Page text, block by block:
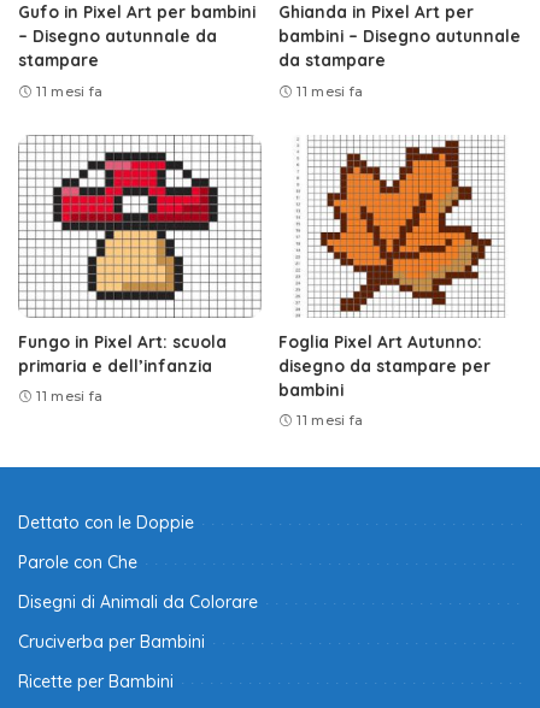
Gufo in Pixel Art per bambini
– Disegno autunnale da
stampare
11 mesi fa
Ghianda in Pixel Art per
bambini – Disegno autunnale
da stampare
11 mesi fa
Fungo in Pixel Art: scuola
primaria e dell’infanzia
11 mesi fa
Foglia Pixel Art Autunno:
disegno da stampare per
bambini
11 mesi fa
Dettato con le Doppie
Parole con Che
Disegni di Animali da Colorare
Cruciverba per Bambini
Ricette per Bambini